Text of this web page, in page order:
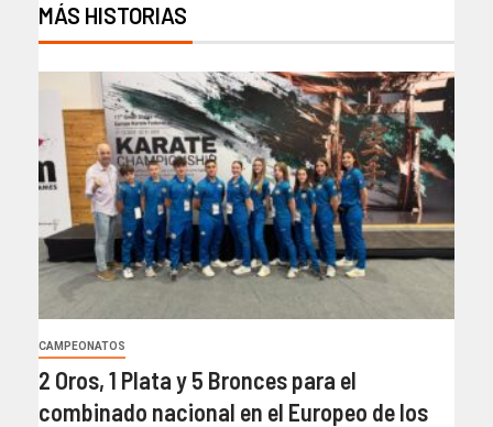
MÁS HISTORIAS
CAMPEONATOS
2 Oros, 1 Plata y 5 Bronces para el
combinado nacional en el Europeo de los